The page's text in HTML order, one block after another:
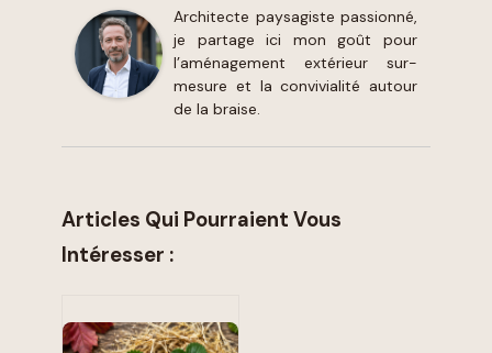
Architecte paysagiste passionné,
je partage ici mon goût pour
l’aménagement extérieur sur-
mesure et la convivialité autour
de la braise.
Articles Qui Pourraient Vous
Intéresser :